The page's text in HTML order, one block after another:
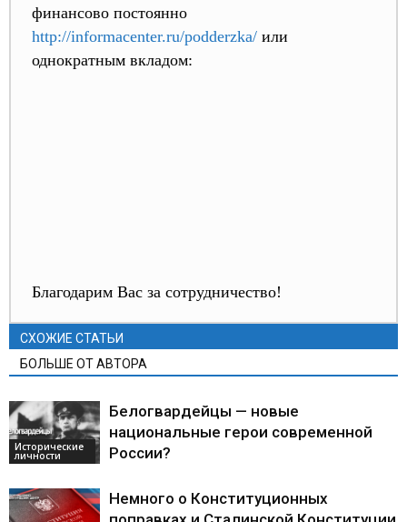
финансово постоянно
http://informacenter.ru/podderzka/ или
однократным вкладом:
Благодарим Вас за сотрудничество!
СХОЖИЕ СТАТЬИ
БОЛЬШЕ ОТ АВТОРА
Исторические
личности
Белогвардейцы — новые
национальные герои современной
России?
Немного о Конституционных